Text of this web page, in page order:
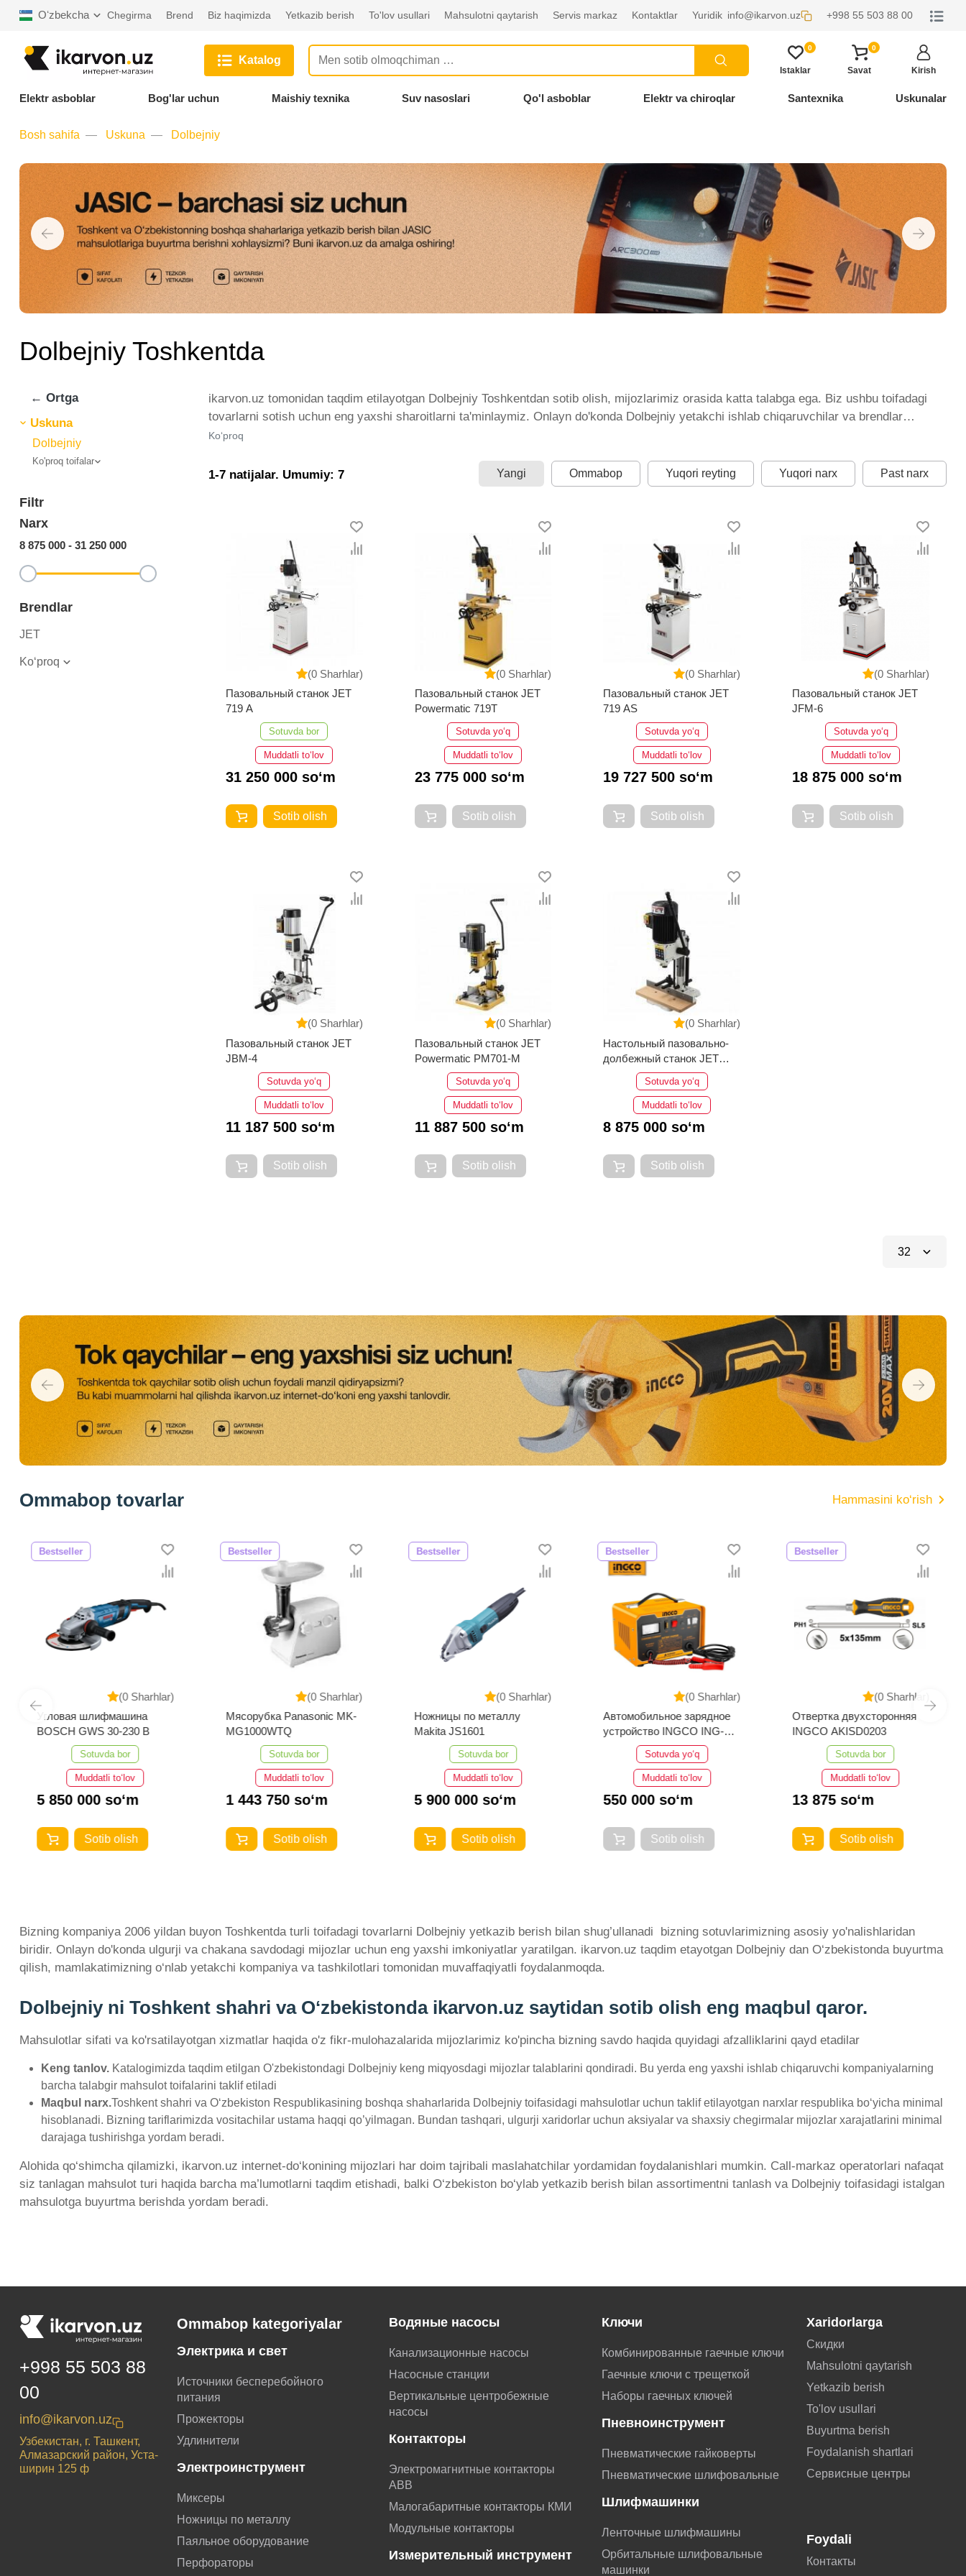
Oʻzbekcha Chegirma Brend Biz haqimizda Yetkazib berish To'lov usullari Mahsulotni qaytarish Servis markaz Kontaktlar Yuridik info@ikarvon.uz +998 55 503 88 00
Katalog
0
Istaklar
0
Savat Kirish
Elektr asboblar Bog'lar uchun Maishiy texnika Suv nasoslari Qo'l asboblar Elektr va chiroqlar Santexnika Uskunalar
Bosh sahifa Uskuna Dolbejniy
Dolbejniy Toshkentda
← Ortga
Uskuna
Dolbejniy
Ko'proq toifalar
Filtr
Narx
8 875 000 - 31 250 000
Brendlar
JET
Ko‘proq
ikarvon.uz tomonidan taqdim etilayotgan Dolbejniy Toshkentdan sotib olish, mijozlarimiz orasida katta talabga ega. Biz ushbu toifadagi
tovarlarni sotish uchun eng yaxshi sharoitlarni ta'minlaymiz. Onlayn do'konda Dolbejniy yetakchi ishlab chiqaruvchilar va brendlar
tomonidan taqdim etilgan bo'lib, ularning ro'yxati doimiy ravishda kengayib bormoqda. Biz butun mamlakat bo'ylab tovarlarni istalgan
eng keng narxlar oralig'i. Va bu yerda Dolbejniy toifasidagi har bir element uchun optimal narx mavjud.
Ko‘proq
1-7 natijalar. Umumiy: 7 Yangi Ommabop Yuqori reyting Yuqori narx Past narx
(0 Sharhlar)
Пазовальный станок JET
719 A
Sotuvda bor
Muddatli to‘lov
31 250 000 so‘m
Sotib olish
(0 Sharhlar)
Пазовальный станок JET
Powermatic 719T
Sotuvda yo‘q
Muddatli to‘lov
23 775 000 so‘m
Sotib olish
(0 Sharhlar)
Пазовальный станок JET
719 AS
Sotuvda yo‘q
Muddatli to‘lov
19 727 500 so‘m
Sotib olish
(0 Sharhlar)
Пазовальный станок JET
JFM-6
Sotuvda yo‘q
Muddatli to‘lov
18 875 000 so‘m
Sotib olish
(0 Sharhlar)
Пазовальный станок JET
JBM-4
Sotuvda yo‘q
Muddatli to‘lov
11 187 500 so‘m
Sotib olish
(0 Sharhlar)
Пазовальный станок JET
Powermatic PM701-M
Sotuvda yo‘q
Muddatli to‘lov
11 887 500 so‘m
Sotib olish
(0 Sharhlar)
Настольный пазовально-
долбежный станок JET
Sotuvda yo‘q
Muddatli to‘lov
8 875 000 so‘m
Sotib olish
32
Ommabop tovarlar Hammasini ko‘rish
(0 Sharhlar)
Bestseller
Угловая шлифмашина
BOSCH GWS 30-230 B
Sotuvda bor
Muddatli to‘lov
5 850 000 so‘m
Sotib olish
(0 Sharhlar)
Bestseller
Мясорубка Panasonic MK-
MG1000WTQ
Sotuvda bor
Muddatli to‘lov
1 443 750 so‘m
Sotib olish
(0 Sharhlar)
Bestseller
Ножницы по металлу
Makita JS1601
Sotuvda bor
Muddatli to‘lov
5 900 000 so‘m
Sotib olish
(0 Sharhlar)
Bestseller
Автомобильное зарядное
устройство INGCO ING-
CB1601
Sotuvda yo‘q
Muddatli to‘lov
550 000 so‘m
Sotib olish
(0 Sharhlar)
Bestseller
Отвертка двухсторонняя
INGCO AKISD0203
Sotuvda bor
Muddatli to‘lov
13 875 so‘m
Sotib olish
Bizning kompaniya 2006 yildan buyon Toshkentda turli toifadagi tovarlarni Dolbejniy yetkazib berish bilan shug’ullanadi ­ bizning sotuvlarimizning asosiy yo'nalishlaridan
biridir. Onlayn do'konda ulgurji va chakana savdodagi mijozlar uchun eng yaxshi imkoniyatlar yaratilgan. ikarvon.uz taqdim etayotgan Dolbejniy dan O‘zbekistonda buyurtma
qilish, mamlakatimizning o‘nlab yetakchi kompaniya va tashkilotlari tomonidan muvaffaqiyatli foydalanmoqda.
Dolbejniy ni Toshkent shahri va Oʻzbekistonda ikarvon.uz saytidan sotib olish eng maqbul qaror.
Mahsulotlar sifati va ko'rsatilayotgan xizmatlar haqida o'z fikr-mulohazalarida mijozlarimiz ko'pincha bizning savdo haqida quyidagi afzalliklarini qayd etadilar
Keng tanlov. Katalogimizda taqdim etilgan O'zbekistondagi Dolbejniy keng miqyosdagi mijozlar talablarini qondiradi. Bu yerda eng yaxshi ishlab chiqaruvchi kompaniyalarning
barcha talabgir mahsulot toifalarini taklif etiladi
Maqbul narx.Toshkent shahri va O‘zbekiston Respublikasining boshqa shaharlarida Dolbejniy toifasidagi mahsulotlar uchun taklif etilayotgan narxlar respublika bo‘yicha minimal
hisoblanadi. Bizning tariflarimizda vositachilar ustama haqqi qo’yilmagan. Bundan tashqari, ulgurji xaridorlar uchun aksiyalar va shaxsiy chegirmalar mijozlar xarajatlarini minimal
darajaga tushirishga yordam beradi.
Alohida qo‘shimcha qilamizki, ikarvon.uz internet-do‘konining mijozlari har doim tajribali maslahatchilar yordamidan foydalanishlari mumkin. Call-markaz operatorlari nafaqat
siz tanlagan mahsulot turi haqida barcha ma’lumotlarni taqdim etishadi, balki O‘zbekiston bo‘ylab yetkazib berish bilan assortimentni tanlash va Dolbejniy toifasidagi istalgan
mahsulotga buyurtma berishda yordam beradi.
+998 55 503 88
00
info@ikarvon.uz
Узбекистан, г. Ташкент,
Алмазарский район, Уста-
ширин 125 ф
Ommabop kategoriyalar
Электрика и свет
Источники бесперебойного
питания
Прожекторы
Удлинители
Электроинструмент
Миксеры
Ножницы по металлу
Паяльное оборудование
Перфораторы
Водяные насосы
Канализационные насосы
Насосные станции
Вертикальные центробежные
насосы
Контакторы
Электромагнитные контакторы
АВВ
Малогабаритные контакторы КМИ
Модульные контакторы
Измерительный инструмент
Ключи
Комбинированные гаечные ключи
Гаечные ключи с трещеткой
Наборы гаечных ключей
Пневноинструмент
Пневматические гайковерты
Пневматические шлифовальные
Шлифмашинки
Ленточные шлифмашины
Орбитальные шлифовальные
машинки
Xaridorlarga
Скидки
Mahsulotni qaytarish
Yetkazib berish
To'lov usullari
Buyurtma berish
Foydalanish shartlari
Сервисные центры
Foydali
Контакты